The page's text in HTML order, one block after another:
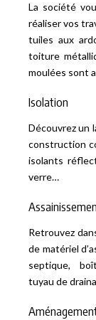
La société
réaliser vos
tuiles aux
toiture
moulées sont
Isolation
Découvrez un
construction
isolants
verre…
Retrouvez
de matériel
septique,
tuyau de